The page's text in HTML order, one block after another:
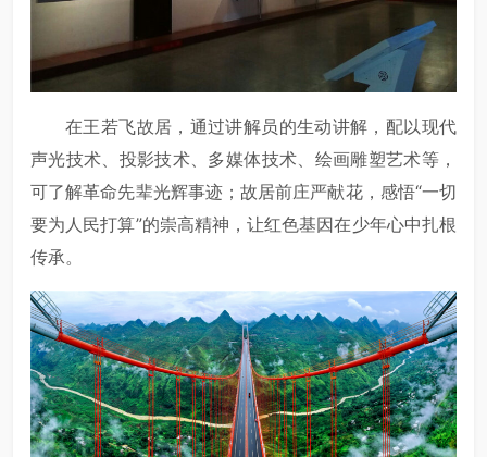
在王若飞故居，通过讲解员的生动讲解，配以现代
声光技术、投影技术、多媒体技术、绘画雕塑艺术等，
可了解革命先辈光辉事迹；故居前庄严献花，感悟“一切
要为人民打算”的崇高精神，让红色基因在少年心中扎根
传承。